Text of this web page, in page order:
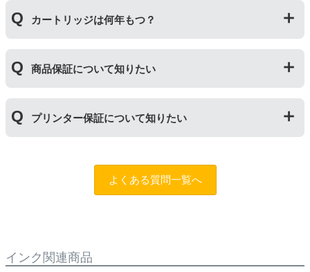
用おいては、当店でテストしておりません。万が一動作
ください。
ご相談ください。また互換インクカートリッジには「
ふ
たつの保証」を設けております。商品はご購入から１年
ら１年以内であれば保証の適用が可能です。
カートリッジは何年もつ？
ら１年間とさせていただいておりますので、可能な限り
保証期間内に使い切っていただくようお願いいたしま
保管をお願いいたします。
商品保証について知りたい
保証期間：ご購入日から１年間
トラブルが発生した際、サポートスタッフにご相談のう
品返金を承る制度です。
※商品の不具合ではなく、プリンターの操作方法によっ
て改善する場合もありますので、まずは当店までご相談
・商品を返送する前に必ず当店までご連絡をいただきサ
プリンター保証について知りたい
保証期間：プリンター本体ご購入日から１年間
当店のインクが原因でトラブルが発生し、サポートスタ
作方法によって改善する場合もありますので、まずは当
よくある質問一覧へ
インク関連商品